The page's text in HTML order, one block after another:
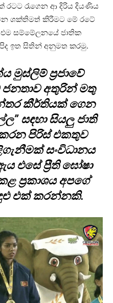
රැගෙන ආ දිරිය දියණිය
ශක්තිමත් කිරීමට මේ රටේ
සම්මේලනයේ ජාතික
ඉත සිතින් අනුමත කරමු.
මුස්ලිම් ප්‍රජාවේ
අතුරින් මතු
කීර්තියක් ගෙන
සඳහා සියලු ජාති
පිරිස් එකතුව
සංවිධානය
එසේ ප්‍රීති ඝෝෂා
ප්‍රකාශය අපගේ
එක් කරන්නකි.